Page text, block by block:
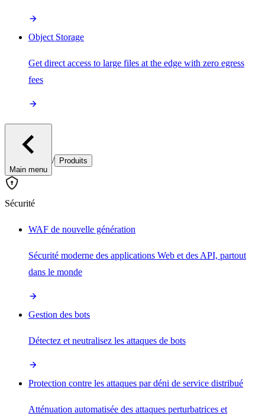
Object Storage
Get direct access to large files at the edge with zero egress
fees
Main menu
/ Produits
Sécurité
WAF de nouvelle génération
Sécurité moderne des applications Web et des API, partout
dans le monde
Gestion des bots
Détectez et neutralisez les attaques de bots
Protection contre les attaques par déni de service distribué
Atténuation automatisée des attaques perturbatrices et